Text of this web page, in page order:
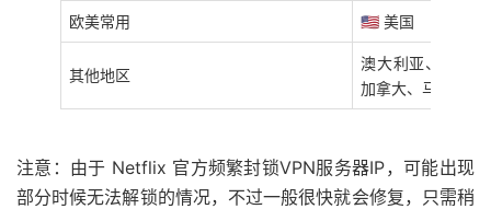
欧美常用 🇺🇸 美国
其他地区
澳大利亚、印度
加拿大、马来西亚
注意：由于 Netflix 官方频繁封锁VPN服务器IP，可能出现
部分时候无法解锁的情况，不过一般很快就会修复，只需稍